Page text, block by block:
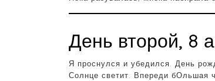
День второй, 8
Я проснулся и убедился. День
Солнце светит. Впереди бОльшая